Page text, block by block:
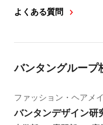
よくある質問
バンタングループ
ファッション・ヘアメ
バンタンデザイン研